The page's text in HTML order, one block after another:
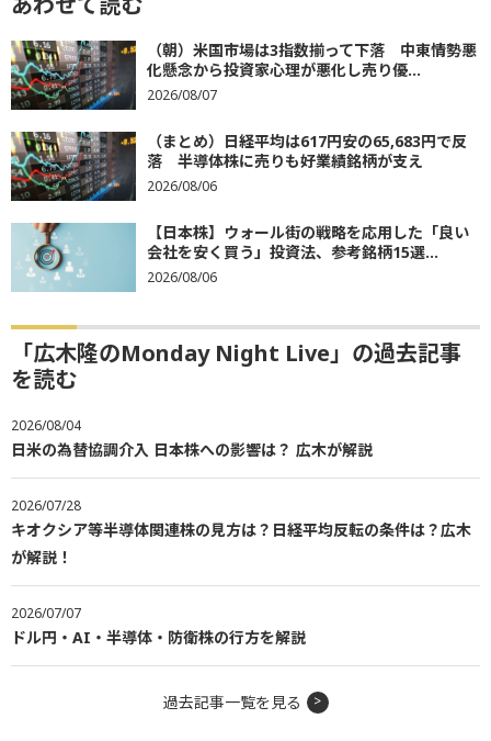
（朝）米国市場は3指数揃って下落 中東情勢悪
化懸念から投資家心理が悪化し売り優...
2026/08/07
（まとめ）日経平均は617円安の65,683円で反
落 半導体株に売りも好業績銘柄が支え
2026/08/06
【日本株】ウォール街の戦略を応用した「良い
会社を安く買う」投資法、参考銘柄15選...
2026/08/06
「広木隆のMonday Night Live」の過去記事
を読む
2026/08/04
日米の為替協調介入 日本株への影響は？ 広木が解説
2026/07/28
キオクシア等半導体関連株の見方は？日経平均反転の条件は？広木
が解説！
2026/07/07
ドル円・AI・半導体・防衛株の行方を解説
過去記事一覧を見る